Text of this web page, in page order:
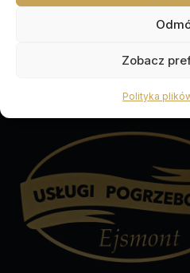
Zobacz
Polityka
Napędzane przez